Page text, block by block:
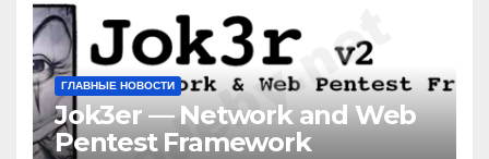
ГЛАВНЫЕ НОВОСТИ
Jok3er — Network and Web
Pentest Framework